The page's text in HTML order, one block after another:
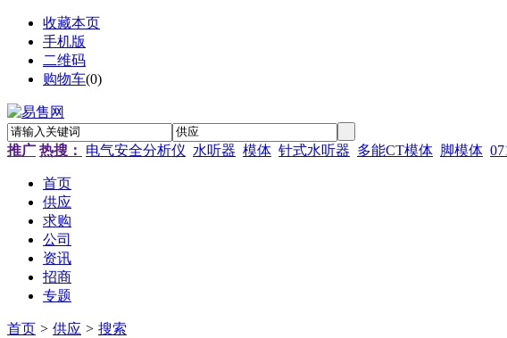
收藏本页
手机版
二维码
购物车(0)
推广 热搜： 电气安全分析仪 水听器 模体 针式水听器 多能CT模体 脚模体
首页
供应
求购
公司
资讯
招商
专题
首页 > 供应 > 搜索